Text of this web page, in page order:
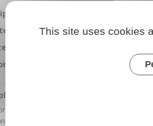
peut être soumise à REP pour
entreprise vendant des articles de
This site uses cookies